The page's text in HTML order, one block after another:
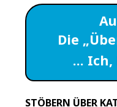
Die
… Ich,
STÖBERN ÜBER